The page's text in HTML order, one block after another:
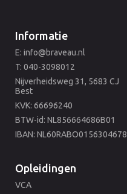
Informatie
E: info@braveau.nl
T: 040-3098012
Nijverheidsweg 31, 5683 CJ
Best
KVK: 66696240
BTW-id: NL856664686B01
IBAN: NL60RABO0156304678
Opleidingen
VCA